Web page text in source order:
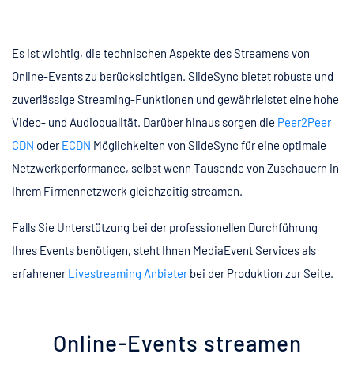
Es ist wichtig, die technischen Aspekte des Streamens von
Online-Events zu berücksichtigen. SlideSync bietet robuste und
zuverlässige Streaming-Funktionen und gewährleistet eine hohe
Video- und Audioqualität. Darüber hinaus sorgen die Peer2Peer
CDN oderECDN Möglichkeiten von SlideSync für eine optimale
Netzwerkperformance, selbst wenn Tausende von Zuschauern in
Ihrem Firmennetzwerk gleichzeitig streamen.
Falls Sie Unterstützung bei der professionellen Durchführung
Ihres Events benötigen, steht Ihnen MediaEvent Services als
erfahrenerLivestreaming Anbieterbei der Produktion zur Seite.
Online-Events streamen